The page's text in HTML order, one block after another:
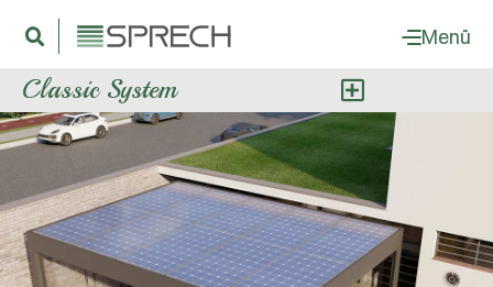
Menü
Classic System